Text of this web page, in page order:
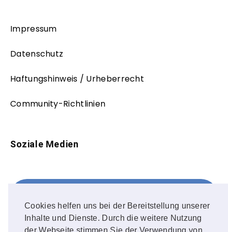
Cookies helfen uns bei der Bereitstellung unserer
Inhalte und Dienste. Durch die weitere Nutzung
der Webseite stimmen Sie der Verwendung von
Impressum
Datenschutz
Haftungshinweis / Urheberrecht
Community-Richtlinien
Soziale Medien
FOLLOW ME!